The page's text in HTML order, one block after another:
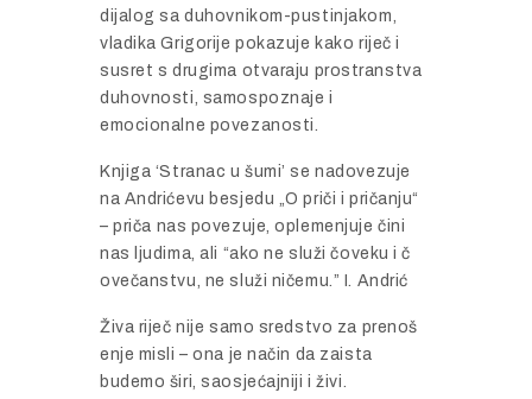
dijalogsaduhovnikom-pustinjakom,
vladikaGrigorijepokazuje kako riječi
susret sdrugima otvaraju prostranstva
duhovnosti, samospoznajei
emocionalne povezanosti.
Knjiga ‘Stranac u šumi’senadovezuje
na Andrićevu besjedu „Opriči i pričanju“
–priča nas povezuje,oplemenjuje čini
nas ljudima,ali “akonesluži čovekui č
ovečanstvu, nesluži ničemu.” I. Andrić
Živa riječnije samo sredstvo za prenoš
enje misli –ona jenačin da zaista
budemo širi,saosjećajnijii živi.